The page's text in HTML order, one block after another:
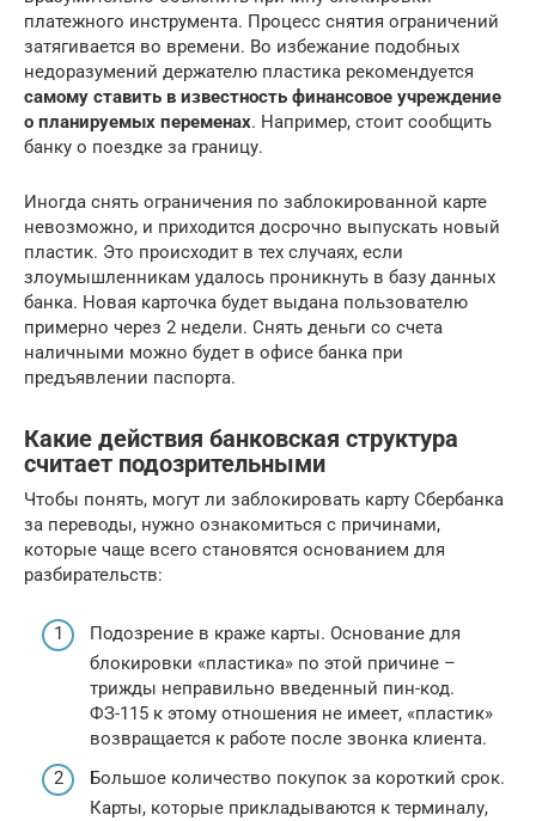
платежного инструмента. Процесс снятия ограничений
затягивается во времени. Во избежание подобных
недоразумений держателю пластика рекомендуется
самому ставить в известность финансовое учреждение
о планируемых переменах. Например, стоит сообщить
банку о поездке за границу.
Иногда снять ограничения по заблокированной карте
невозможно, и приходится досрочно выпускать новый
пластик. Это происходит в тех случаях, если
злоумышленникам удалось проникнуть в базу данных
банка. Новая карточка будет выдана пользователю
примерно через 2 недели. Снять деньги со счета
наличными можно будет в офисе банка при
предъявлении паспорта.
Какие действия банковская структура
считает подозрительными
Чтобы понять, могут ли заблокировать карту Сбербанка
за переводы, нужно ознакомиться с причинами,
которые чаще всего становятся основанием для
разбирательств:
Подозрение в краже карты. Основание для
блокировки «пластика» по этой причине –
трижды неправильно введенный пин-код.
ФЗ-115 к этому отношения не имеет, «пластик»
возвращается к работе после звонка клиента.
Большое количество покупок за короткий срок.
Карты, которые прикладываются к терминалу,